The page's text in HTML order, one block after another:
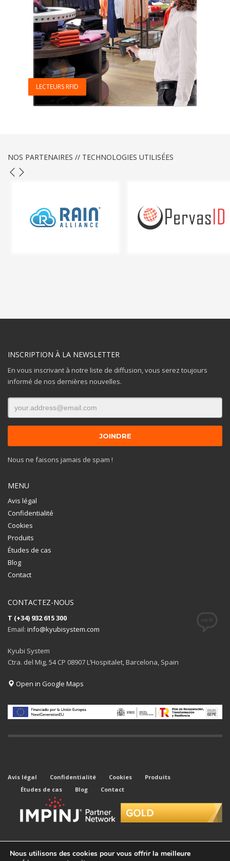
LECTEURS RFID
NOS PARTENAIRES // TECHNOLOGIES UTILISÉES
INSCRIPTION À LA NEWSLETTER
En vous inscrivant à notre liste de diffusion, vous serez toujours
informé de nos dernières nouvelles.
Nous ne faisons jamais de spam !
MENU
Avis légal
Confidentialité
Cookies
Produits
Études de cas
Blog
Contact
CONTACTEZ-NOUS
T (+34) 932 615 300
Email: info@kyubisystem.com
Kyubi System
Ctra. del Mig, 54 CP 08907 L’Hospitalet, Barcelona, Spain
Open in Google Maps
Avis légal Confidentialité Cookies
Produits
Études de cas
Blog Contact
Nous utilisons des cookies pour vous offrir la meilleure